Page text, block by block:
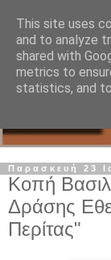
Παρασκευή 23
Κοπή
Δράσης
Περίτας"
This site uses
and to analyze
shared with
metrics to
statistics, and